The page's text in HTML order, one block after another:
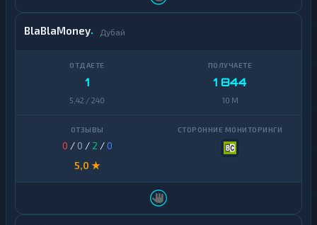
BlaBlaMoney Дубай
1
5,42 / 240
1 844
10 M
0 / 0 / 2 /0
5,0 ★